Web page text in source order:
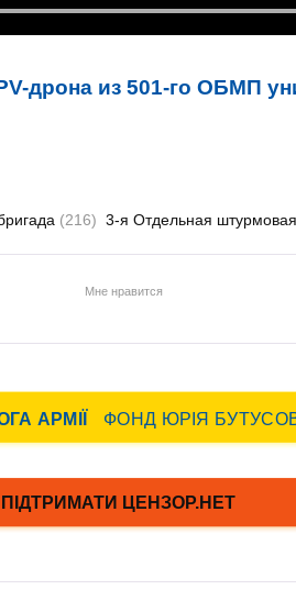
дрона из 501-го ОБМП
(216) 3-я Отдельная
Мне нравится